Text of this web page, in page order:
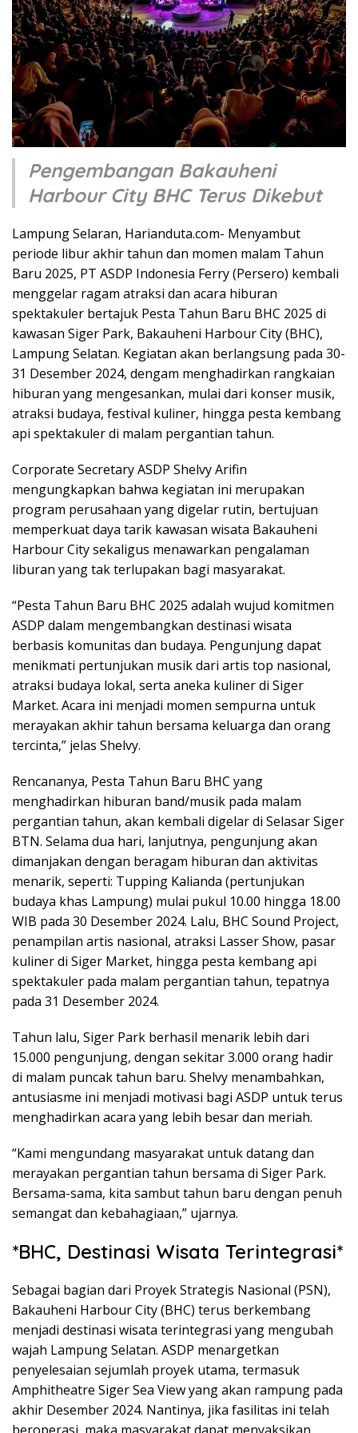
Pengembangan Bakauheni
Harbour City BHC Terus Dikebut
Lampung Selaran, Harianduta.com- Menyambut
periode libur akhir tahun dan momen malam Tahun
Baru 2025, PT ASDP Indonesia Ferry (Persero) kembali
menggelar ragam atraksi dan acara hiburan
spektakuler bertajuk Pesta Tahun Baru BHC 2025 di
kawasan Siger Park, Bakauheni Harbour City (BHC),
Lampung Selatan. Kegiatan akan berlangsung pada 30-
31 Desember 2024, dengam menghadirkan rangkaian
hiburan yang mengesankan, mulai dari konser musik,
atraksi budaya, festival kuliner, hingga pesta kembang
api spektakuler di malam pergantian tahun.
Corporate Secretary ASDP Shelvy Arifin
mengungkapkan bahwa kegiatan ini merupakan
program perusahaan yang digelar rutin, bertujuan
memperkuat daya tarik kawasan wisata Bakauheni
Harbour City sekaligus menawarkan pengalaman
liburan yang tak terlupakan bagi masyarakat.
“Pesta Tahun Baru BHC 2025 adalah wujud komitmen
ASDP dalam mengembangkan destinasi wisata
berbasis komunitas dan budaya. Pengunjung dapat
menikmati pertunjukan musik dari artis top nasional,
atraksi budaya lokal, serta aneka kuliner di Siger
Market. Acara ini menjadi momen sempurna untuk
merayakan akhir tahun bersama keluarga dan orang
tercinta,” jelas Shelvy.
Rencananya, Pesta Tahun Baru BHC yang
menghadirkan hiburan band/musik pada malam
pergantian tahun, akan kembali digelar di Selasar Siger
BTN. Selama dua hari, lanjutnya, pengunjung akan
dimanjakan dengan beragam hiburan dan aktivitas
menarik, seperti: Tupping Kalianda (pertunjukan
budaya khas Lampung) mulai pukul 10.00 hingga 18.00
WIB pada 30 Desember 2024. Lalu, BHC Sound Project,
penampilan artis nasional, atraksi Lasser Show, pasar
kuliner di Siger Market, hingga pesta kembang api
spektakuler pada malam pergantian tahun, tepatnya
pada 31 Desember 2024.
Tahun lalu, Siger Park berhasil menarik lebih dari
15.000 pengunjung, dengan sekitar 3.000 orang hadir
di malam puncak tahun baru. Shelvy menambahkan,
antusiasme ini menjadi motivasi bagi ASDP untuk terus
menghadirkan acara yang lebih besar dan meriah.
“Kami mengundang masyarakat untuk datang dan
merayakan pergantian tahun bersama di Siger Park.
Bersama-sama, kita sambut tahun baru dengan penuh
semangat dan kebahagiaan,” ujarnya.
*BHC, Destinasi Wisata Terintegrasi*
Sebagai bagian dari Proyek Strategis Nasional (PSN),
Bakauheni Harbour City (BHC) terus berkembang
menjadi destinasi wisata terintegrasi yang mengubah
wajah Lampung Selatan. ASDP menargetkan
penyelesaian sejumlah proyek utama, termasuk
Amphitheatre Siger Sea View yang akan rampung pada
akhir Desember 2024. Nantinya, jika fasilitas ini telah